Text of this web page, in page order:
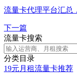
流量卡代理平台汇总
下一篇
流量卡搜索
分类目录
19元月租流量卡推荐